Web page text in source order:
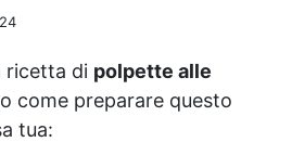
ricetta di polpette alle
come preparare questo
tua: